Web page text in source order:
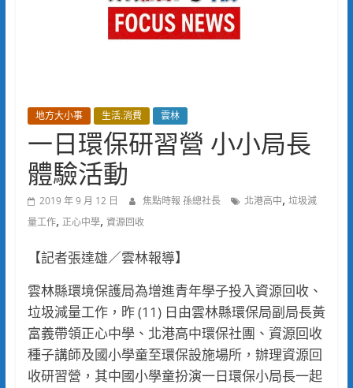
地方大小事 生活.消費 雲林
一日環保研習營 小小局長
體驗活動
2019 年 9 月 12 日 焦點時報 孫總社長 北港高中, 垃圾減
量工作, 正心中學, 資源回收
【記者張達雄／雲林報導】
雲林縣環境保護局為增進青年學子投入資源回收、
垃圾減量工作，昨 (11) 日由雲林縣環保局副局長黃
富義帶領正心中學、北港高中環保社團、資源回收
種子講師及國小學童至環保設施場所，辦理資源回
收研習營，其中國小學童扮演一日環保小局長一起